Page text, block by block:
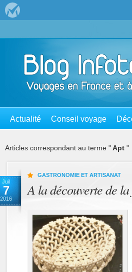
Actualité Conseil voyage
Articles correspondant au terme "Apt "
Juil
7
2016
GASTRONOMIE ET ARTISANAT
A la découverte de la